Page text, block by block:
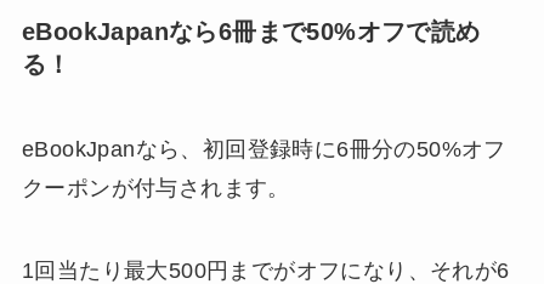
eBookJapanなら6冊まで50%オフで読め
る！
eBookJpanなら、初回登録時に6冊分の50%オフ
クーポンが付与されます。
1回当たり最大500円までがオフになり、それが6